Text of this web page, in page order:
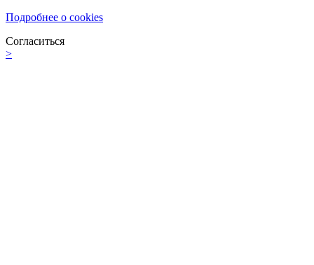
Подробнее о cookies
Согласиться
>